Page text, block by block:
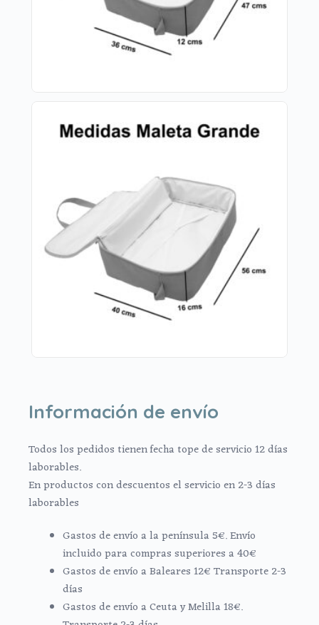
Información de envío
Todos los pedidos tienen fecha tope de servicio 12 días
laborables.
En productos con descuentos el servicio en 2-3 días
laborables
Gastos de envío a la península 5€. Envío
incluido para compras superiores a 40€
Gastos de envío a Baleares 12€ Transporte 2-3
días
Gastos de envío a Ceuta y Melilla 18€.